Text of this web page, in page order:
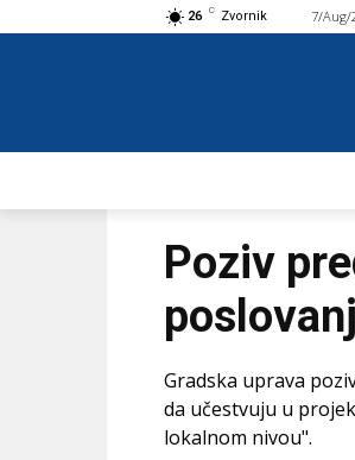
26 C Zvornik 7/Aug/
Poziv
Gradska uprava
da učestvuju u
lokalnom nivou".